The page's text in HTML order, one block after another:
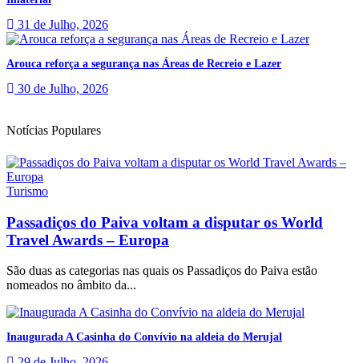
31 de Julho, 2026
Arouca reforça a segurança nas Áreas de Recreio e Lazer
30 de Julho, 2026
Notícias Populares
Turismo
Passadiços do Paiva voltam a disputar os World
Travel Awards – Europa
São duas as categorias nas quais os Passadiços do Paiva estão
nomeados no âmbito da...
Inaugurada A Casinha do Convívio na aldeia do Merujal